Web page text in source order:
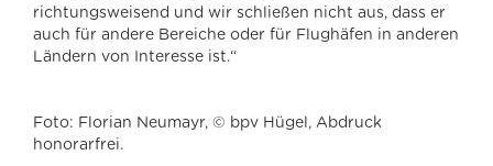
richtungsweisend und wir schließen nicht aus, dass er
auch für andere Bereiche oder für Flughäfen in anderen
Ländern von Interesse ist.“
Foto: Florian Neumayr, © bpv Hügel, Abdruck
honorarfrei.